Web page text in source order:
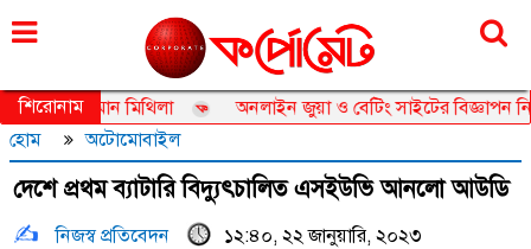
শুক্রবার, ০৭ আগস্ট ২০২৬, ২৩ শ্রাবণ ১৪৩৩
শিরোনাম
জামান মিথিলা
অনলাইন জুয়া ও বেটিং সাইটের বিজ্ঞাপন নিয়ে
হোম
অটোমোবাইল
দেশে প্রথম ব্যাটারি বিদ্যুৎচালিত এসইউভি আনলো আউডি
নিজস্ব প্রতিবেদন ১২:৪০, ২২ জানুয়ারি, ২০২৩